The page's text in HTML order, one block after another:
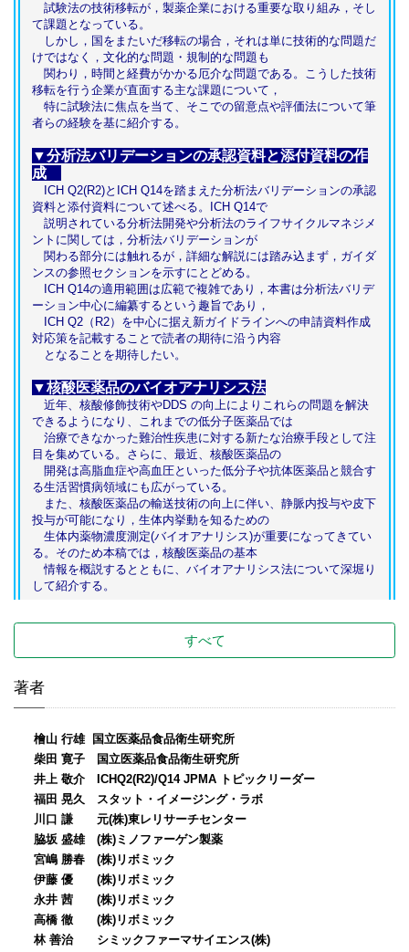
試験法の技術移転が，製薬企業における重要な取り組み，そし
て課題となっている。
しかし，国をまたいだ移転の場合，それは単に技術的な問題だ
けではなく，文化的な問題・規制的な問題も
関わり，時間と経費がかかる厄介な問題である。こうした技術
移転を行う企業が直面する主な課題について，
特に試験法に焦点を当て、そこでの留意点や評価法について筆
者らの経験を基に紹介する。
▼分析法バリデーションの承認資料と添付資料の作
成
ICH Q2(R2)とICH Q14を踏まえた分析法バリデーションの承認
資料と添付資料について述べる。ICH Q14で
説明されている分析法開発や分析法のライフサイクルマネジメ
ントに関しては，分析法バリデーションが
関わる部分には触れるが，詳細な解説には踏み込まず，ガイダ
ンスの参照セクションを示すにとどめる。
ICH Q14の適用範囲は広範で複雑であり，本書は分析法バリデ
ーション中心に編纂するという趣旨であり，
ICH Q2（R2）を中心に据え新ガイドラインへの申請資料作成
対応策を記載することで読者の期待に沿う内容
となることを期待したい。
▼核酸医薬品のバイオアナリシス法
近年、核酸修飾技術やDDS の向上によりこれらの問題を解決
できるようになり、これまでの低分子医薬品では
治療できなかった難治性疾患に対する新たな治療手段として注
目を集めている。さらに、最近、核酸医薬品の
開発は高脂血症や高血圧といった低分子や抗体医薬品と競合す
る生活習慣病領域にも広がっている。
また、核酸医薬品の輸送技術の向上に伴い、静脈内投与や皮下
投与が可能になり，生体内挙動を知るための
生体内薬物濃度測定(バイオアナリシス)が重要になってきてい
る。そのため本稿では，核酸医薬品の基本
情報を概説するとともに、バイオアナリシス法について深堀り
して紹介する。
すべて
著者
檜山 行雄 国立医薬品食品衛生研究所
柴田 寛子 国立医薬品食品衛生研究所
井上 敬介 ICHQ2(R2)/Q14 JPMA トピックリーダー
福田 晃久 スタット・イメージング・ラボ
川口 謙 元(株)東レリサーチセンター
脇坂 盛雄 (株)ミノファーゲン製薬
宮嶋 勝春 (株)リボミック
伊藤 優 (株)リボミック
永井 茜 (株)リボミック
高橋 徹 (株)リボミック
林 善治 シミックファーマサイエンス(株)